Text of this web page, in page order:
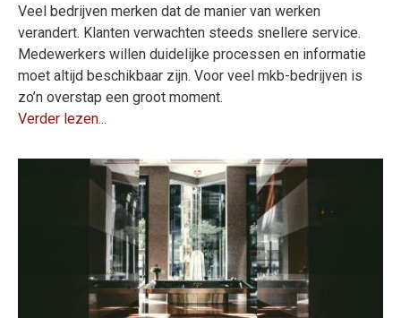
Veel bedrijven merken dat de manier van werken
verandert. Klanten verwachten steeds snellere service.
Medewerkers willen duidelijke processen en informatie
moet altijd beschikbaar zijn. Voor veel mkb-bedrijven is
zo’n overstap een groot moment.
Verder lezen...